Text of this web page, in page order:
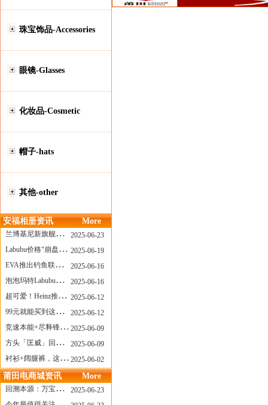
珠宝饰品-Accessories
眼镜-Glasses
化妆品-Cosmetic
帽子-hats
其他-other
安福相册资讯 More
兰博基尼新旗舰曝光？这台顶级超跑或将在8月登场
2025-06-23
Labubu价格“崩盘”？618当日泡泡玛特预售补货量超200W！
2025-06-19
EVA推出钓鱼联名套装，初号机也能当“假饵”？
2025-06-16
泡泡玛特Labubu新品发售上演“拳王争霸”......
2025-06-16
超可爱！Heinz推出星之卡比合作款番茄酱！
2025-06-12
99元就能买到这样颜值的太阳镜？优衣库夏季墨镜系列
2025-06-12
竞速本能+尽释锋芒——罗杰杜彼Roger+Dubuis王者竞速系列飞返计时码表燃擎赛道
2025-06-09
方头「匡威」回归！日系简约里的小心思
2025-06-09
衬衫+阔腿裤，这样穿美出新高度！
2025-06-02
莆田电商城资讯 More
回溯本源：万宝龙推出明星系列都市灰腕表新作
2025-06-23